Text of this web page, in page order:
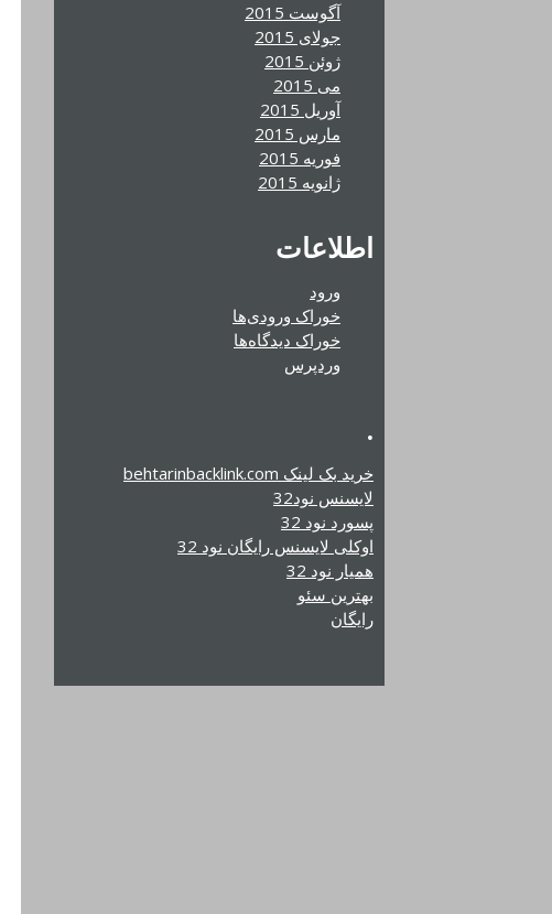
آگوست 2015
جولای 2015
ژوئن 2015
می 2015
آوریل 2015
مارس 2015
فوریه 2015
ژانویه 2015
اطلاعات
ورود
خوراک ورودی‌ها
خوراک دیدگاه‌ها
وردپرس
.
خرید بک لینک behtarinbacklink.com
لایسنس نود32
پسورد نود 32
اوکلی لایسنس رایگان نود 32
همیار نود 32
بهترین سئو
رایگان